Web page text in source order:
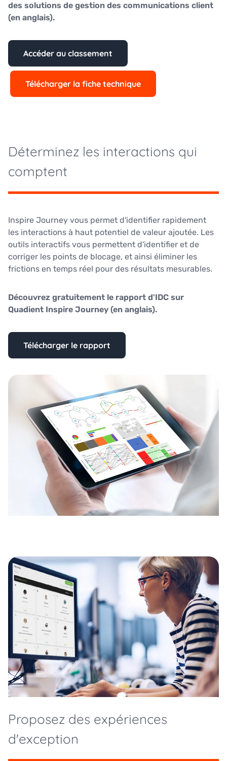
des solutions de gestion des communications client
(en anglais).
Accéder au classement
Télécharger la fiche technique
Déterminez les interactions qui
comptent
Inspire Journey vous permet d'identifier rapidement
les interactions à haut potentiel de valeur ajoutée. Les
outils interactifs vous permettent d'identifier et de
corriger les points de blocage, et ainsi éliminer les
frictions en temps réel pour des résultats mesurables.
Découvrez gratuitement le rapport d'IDC sur
Quadient Inspire Journey (en anglais).
Télécharger le rapport
Proposez des expériences
d'exception